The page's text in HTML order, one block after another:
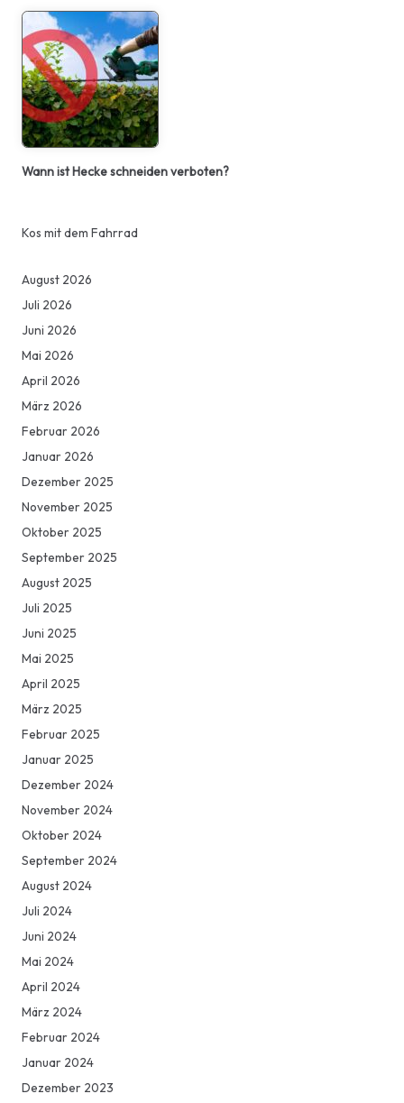
Wann ist Hecke schneiden verboten?
Kos mit dem Fahrrad
August 2026
Juli 2026
Juni 2026
Mai 2026
April 2026
März 2026
Februar 2026
Januar 2026
Dezember 2025
November 2025
Oktober 2025
September 2025
August 2025
Juli 2025
Juni 2025
Mai 2025
April 2025
März 2025
Februar 2025
Januar 2025
Dezember 2024
November 2024
Oktober 2024
September 2024
August 2024
Juli 2024
Juni 2024
Mai 2024
April 2024
März 2024
Februar 2024
Januar 2024
Dezember 2023